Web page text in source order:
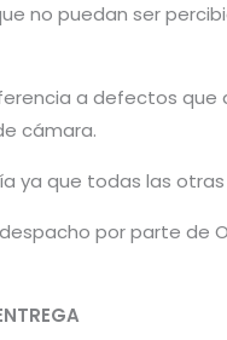
no puedan ser
a defectos
cámara.
que todas las
por parte de